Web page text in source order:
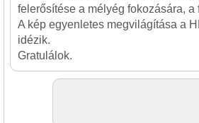
felerősítése a mélyég fokozására,
A kép egyenletes megvilágítása a
idézik.
Gratulálok.